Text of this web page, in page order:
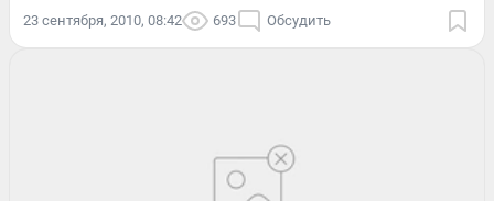
23 сентября, 2010, 08:42 693 Обсудить